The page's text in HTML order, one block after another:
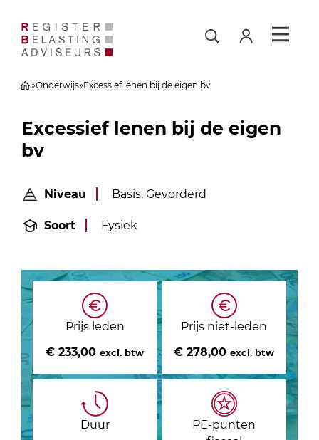
»Onderwijs»Excessief lenen bij de eigen bv
Excessief lenen bij de eigen
bv
Niveau Basis, Gevorderd
Soort Fysiek
Prijs leden
€ 233,00excl. btw
Prijs niet-leden
€ 278,00excl. btw
Duur
PE-punten